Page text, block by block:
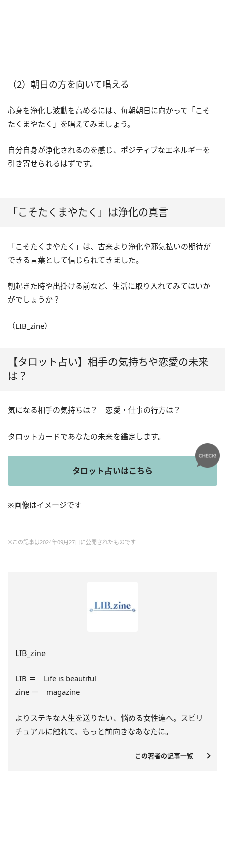
（2）朝日の方を向いて唱える
心身を浄化し波動を高めるには、毎朝朝日に向かって「こそ
たくまやたく」を唱えてみましょう。
自分自身が浄化されるのを感じ、ポジティブなエネルギーを
引き寄せられるはずです。
「こそたくまやたく」は浄化の真言
「こそたくまやたく」は、古来より浄化や邪気払いの期待が
できる言葉として信じられてきました。
朝起きた時や出掛ける前など、生活に取り入れてみてはいか
がでしょうか？
（LIB_zine）
【タロット占い】相手の気持ちや恋愛の未来
は？
気になる相手の気持ちは？ 恋愛・仕事の行方は？
タロットカードであなたの未来を鑑定します。
タロット占いはこちら
※画像はイメージです
※この記事は2024年09月27日に公開されたものです
LIB_zine
LIB ＝ Life is beautiful
zine ＝ magazine
よりステキな人生を送りたい、悩める女性達へ。スピリ
チュアルに触れて、もっと前向きなあなたに。
この著者の記事一覧